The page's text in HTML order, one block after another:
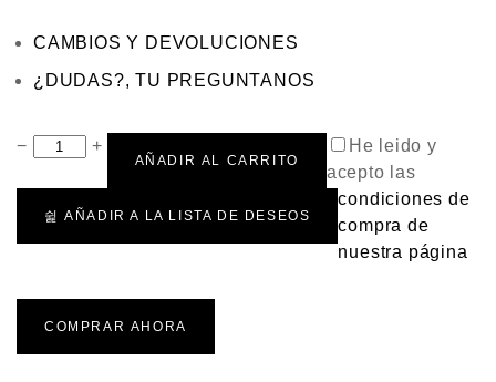
CAMBIOS Y DEVOLUCIONES
¿DUDAS?, TU PREGUNTANOS
− +
AÑADIR AL CARRITO
AÑADIR A LA LISTA DE DESEOS
He leido y
acepto las
condiciones de
compra de
nuestra página
COMPRAR AHORA